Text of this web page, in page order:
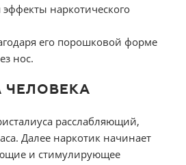
эффекты наркотического
его порошковой форме
нос.
ЧЕЛОВЕКА
расслабляющий,
Далее наркотик начинает
и стимулирующее